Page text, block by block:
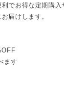
でお得な定期購入
届けします。
ます